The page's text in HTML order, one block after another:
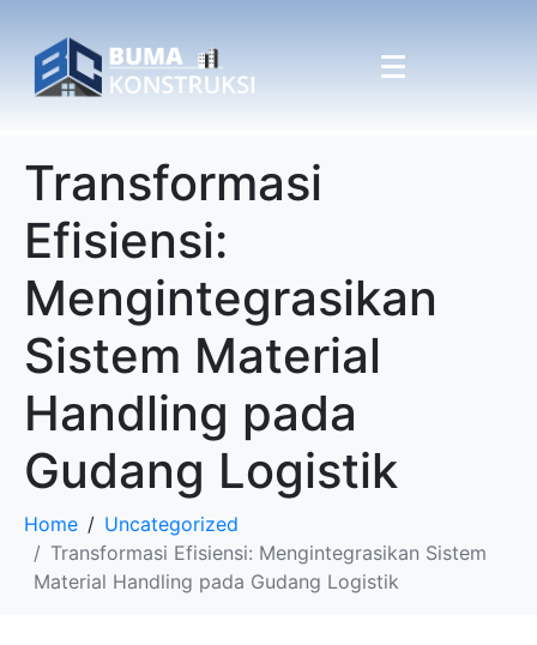
Transformasi
Efisiensi:
Mengintegrasikan
Sistem Material
Handling pada
Gudang Logistik
Home
Uncategorized
Transformasi Efisiensi: Mengintegrasikan Sistem
Material Handling pada Gudang Logistik